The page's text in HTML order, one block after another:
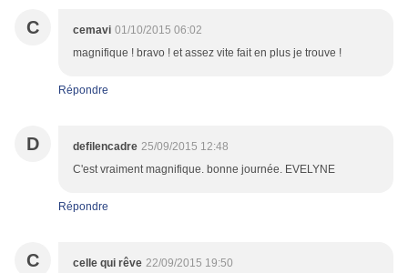
C cemavi 01/10/2015 06:02
magnifique ! bravo ! et assez vite fait en plus je trouve !
Répondre
D defilencadre 25/09/2015 12:48
C'est vraiment magnifique. bonne journée. EVELYNE
Répondre
C celle qui rêve 22/09/2015 19:50